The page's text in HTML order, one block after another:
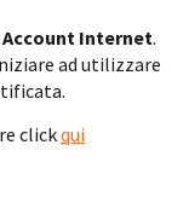
Account Internet.
ad utilizzare
clickqui